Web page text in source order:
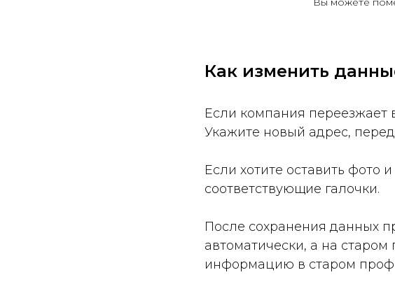
Как изменить
Если компания переезжает
Укажите новый адрес,
Если хотите оставить фото
соответствующие галочки.
После сохранения данных
автоматически, а на старом
информацию в старом